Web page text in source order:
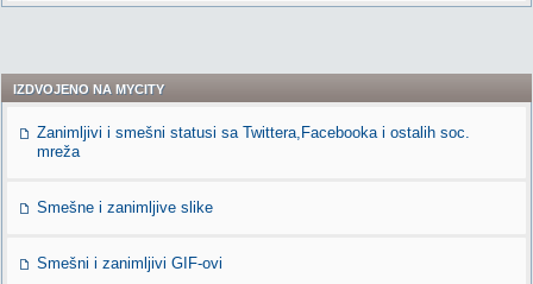
IZDVOJENO NA MYCITY
Zanimljivi i smešni statusi sa Twittera,Facebooka i ostalih soc.
mreža
Smešne i zanimljive slike
Smešni i zanimljivi GIF-ovi